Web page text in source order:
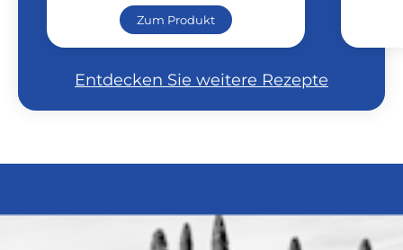
Zum Produkt
Entdecken Sie weitere Rezepte